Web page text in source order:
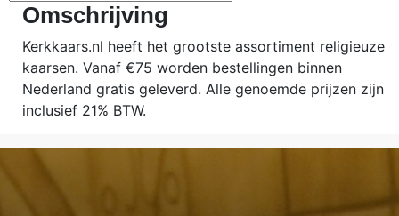
Omschrijving
Kerkkaars.nl heeft het grootste assortiment religieuze
kaarsen. Vanaf €75 worden bestellingen binnen
Nederland gratis geleverd. Alle genoemde prijzen zijn
inclusief 21% BTW.